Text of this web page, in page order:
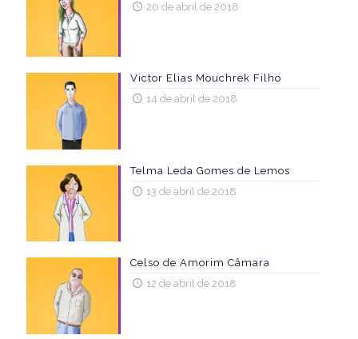
20 de abril de 2018
Victor Elias Mouchrek Filho
14 de abril de 2018
Telma Leda Gomes de Lemos
13 de abril de 2018
Celso de Amorim Câmara
12 de abril de 2018